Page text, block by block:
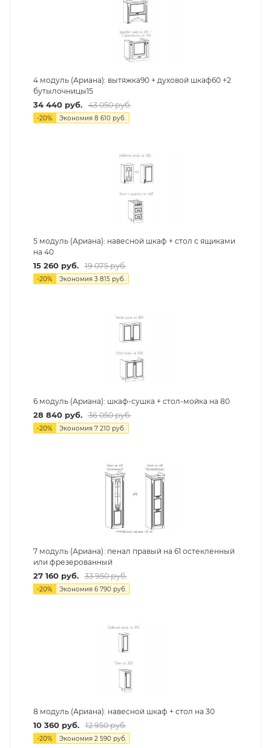
4 модуль (Ариана): вытяжка90 + духовой шкаф60 +2
бутылочницы15
34 440руб. 43 050руб.
-20% Экономия 8 610руб.
5 модуль (Ариана): навесной шкаф + стол с ящиками
на 40
15 260руб. 19 075руб.
-20% Экономия 3 815руб.
6 модуль (Ариана): шкаф-сушка + стол-мойка на 80
28 840руб. 36 050руб.
-20% Экономия 7 210руб.
7 модуль (Ариана): пенал правый на 61 остекленный
или фрезерованный
27 160руб. 33 950руб.
-20% Экономия 6 790руб.
8 модуль (Ариана): навесной шкаф + стол на 30
10 360руб. 12 950руб.
-20% Экономия 2 590руб.